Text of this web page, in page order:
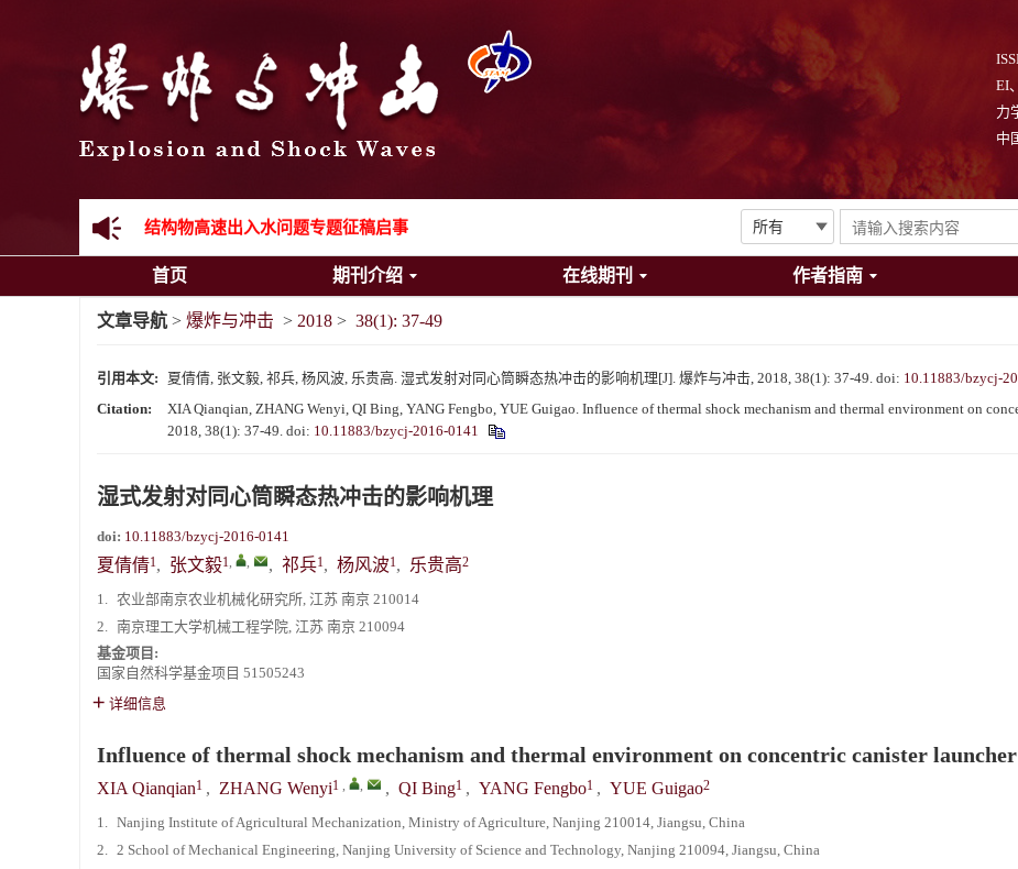
EI
力
中
《爆炸与冲击》2025年度优秀名单
先进载运装备机械冲击失效与防护专题征稿启事
结构物高速出入水问题专题征稿启事
《爆炸与冲击》第一届青年编委入选人员名单
首页 期刊介绍 在线期刊 作者指南
文章导航 > 爆炸与冲击 > 2018 > 38(1): 37-49
引用本文: 夏倩倩, 张文毅, 祁兵, 杨风波, 乐贵高. 湿式发射对同心筒瞬态热冲击的影响机理[J]. 爆炸与冲击, 2018, 38(1): 37-49. doi: 10.11883/bzycj-
Citation:
XIA Qianqian, ZHANG Wenyi, QI Bing, YANG Fengbo, YUE Guigao. Influence of thermal shock mechanism and thermal environment on
2018, 38(1): 37-49. doi: 10.11883/bzycj-2016-0141
湿式发射对同心筒瞬态热冲击的影响机理
doi: 10.11883/bzycj-2016-0141
夏倩倩1, 张文毅1, , , 祁兵1, 杨风波1, 乐贵高2
1. 农业部南京农业机械化研究所, 江苏 南京 210014
2. 南京理工大学机械工程学院, 江苏 南京 210094
基金项目:
国家自然科学基金项目 51505243
详细信息
Influence of thermal shock mechanism and thermal environment on concentric canister launcher
XIA Qianqian1 , ZHANG Wenyi1 , , , QI Bing1 , YANG Fengbo1 , YUE Guigao2
1. Nanjing Institute of Agricultural Mechanization, Ministry of Agriculture, Nanjing 210014, Jiangsu, China
2. 2 School of Mechanical Engineering, Nanjing University of Science and Technology, Nanjing 210094, Jiangsu, China